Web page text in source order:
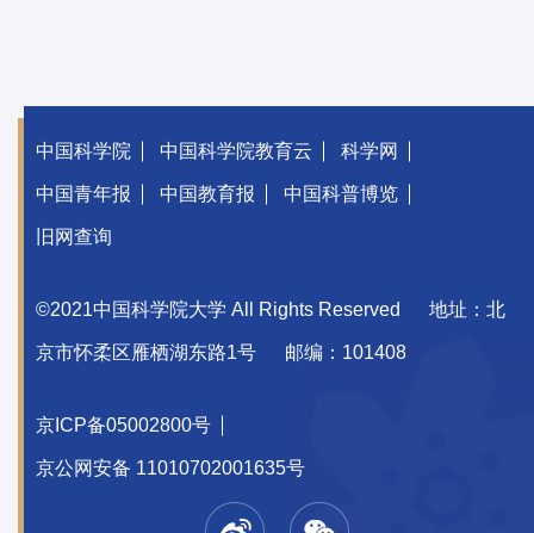
中国科学院 中国科学院教育云 科学网
中国青年报 中国教育报 中国科普博览
旧网查询
©2021中国科学院大学 All Rights Reserved 地址：北
京市怀柔区雁栖湖东路1号 邮编：101408
京ICP备05002800号
京公网安备 11010702001635号